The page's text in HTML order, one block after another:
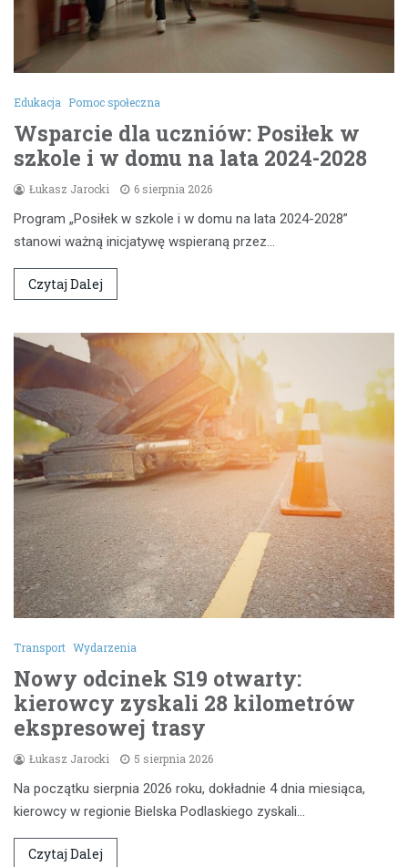
Edukacja Pomoc społeczna
Wsparcie dla uczniów: Posiłek w
szkole i w domu na lata 2024-2028
Łukasz Jarocki 6 sierpnia 2026
Program „Posiłek w szkole i w domu na lata 2024-2028”
stanowi ważną inicjatywę wspieraną przez…
Czytaj Dalej
Transport Wydarzenia
Nowy odcinek S19 otwarty:
kierowcy zyskali 28 kilometrów
ekspresowej trasy
Łukasz Jarocki 5 sierpnia 2026
Na początku sierpnia 2026 roku, dokładnie 4 dnia miesiąca,
kierowcy w regionie Bielska Podlaskiego zyskali…
Czytaj Dalej